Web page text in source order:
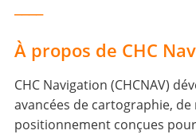
À propos de CHC
CHC Navigation (CHCNAV)
avancées de cartographie,
positionnement conçues